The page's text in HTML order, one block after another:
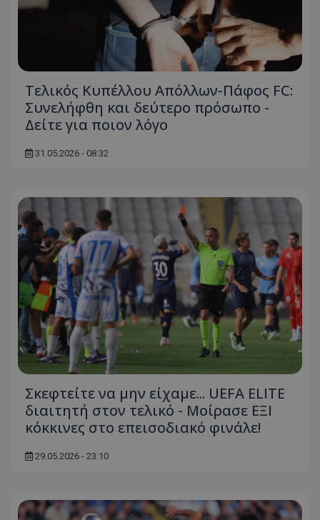
Τελικός Κυπέλλου Απόλλων-Πάφος FC:
Συνελήφθη και δεύτερο πρόσωπο -
Δείτε για ποιον λόγο
31.05.2026 - 08:32
Σκεφτείτε να μην είχαμε... UEFA ELITE
διαιτητή στον τελικό - Μοίρασε ΕΞΙ
κόκκινες στο επεισοδιακό φινάλε!
29.05.2026 - 23:10